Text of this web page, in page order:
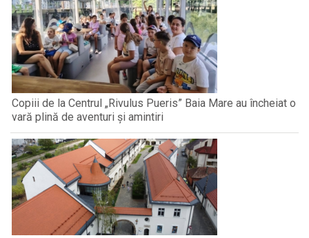
Copiii de la Centrul „Rivulus Pueris” Baia Mare au încheiat o
vară plină de aventuri și amintiri